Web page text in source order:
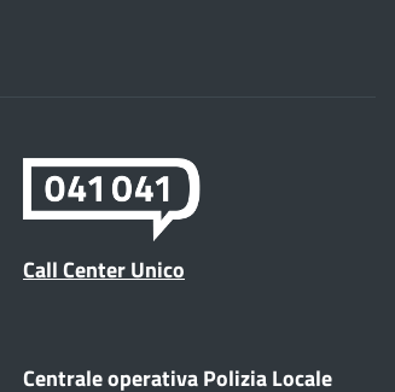
Call Center Unico
Centrale operativa Polizia Locale